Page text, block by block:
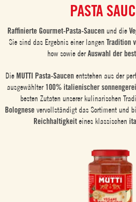
PASTA
Raffinierte Gourmet-Pasta-Saucen und die
Sie sind das Ergebnis einer langen Tradition
how sowie derAuswahl der
Die MUTTI Pasta-Saucen entstehen aus der
ausgewählter 100% italienischer
besten Zutaten unserer kulinarischen
Bolognese vervollständigt das Sortiment und
Reichhaltigkeiteines klassischen